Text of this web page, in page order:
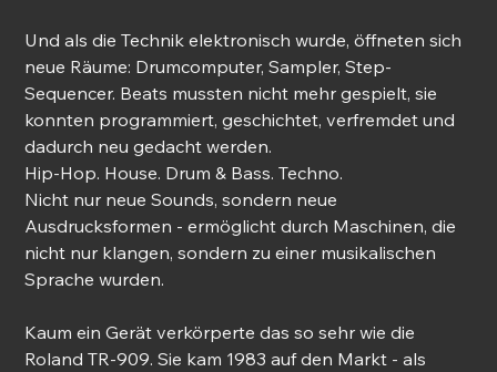
Und als die Technik elektronisch wurde, öffneten sich
neue Räume: Drumcomputer, Sampler, Step-
Sequencer. Beats mussten nicht mehr gespielt, sie
konnten programmiert, geschichtet, verfremdet und
dadurch neu gedacht werden.
Hip-Hop. House. Drum & Bass. Techno.
Nicht nur neue Sounds, sondern neue
Ausdrucksformen - ermöglicht durch Maschinen, die
nicht nur klangen, sondern zu einer musikalischen
Sprache wurden.
Kaum ein Gerät verkörperte das so sehr wie die
Roland TR-909. Sie kam 1983 auf den Markt - als